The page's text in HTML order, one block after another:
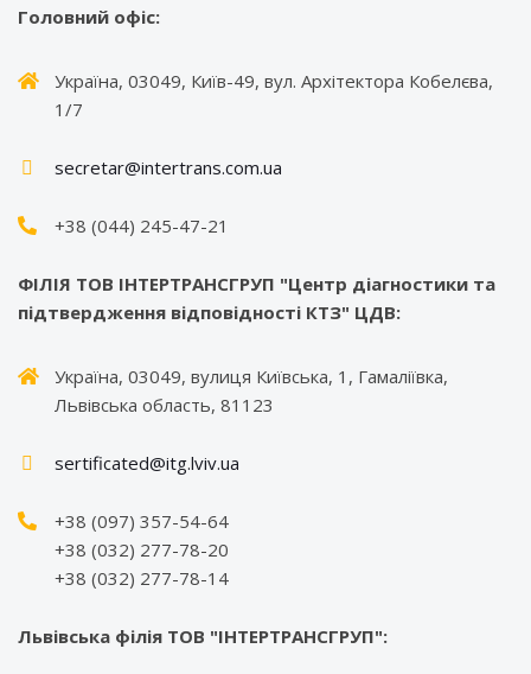
Головний офіс:
Україна, 03049, Київ-49, вул. Архітектора Кобелєва,
1/7
secretar@intertrans.com.ua
+38 (044) 245-47-21
ФІЛІЯ ТОВ ІНТЕРТРАНСГРУП "Центр діагностики та
підтвердження відповідності КТЗ" ЦДВ:
Україна, 03049, вулиця Київська, 1, Гамаліївка,
Львівська область, 81123
sertificated@itg.lviv.ua
+38 (097) 357-54-64
+38 (032) 277-78-20
+38 (032) 277-78-14
Львівська філія ТОВ "ІНТЕРТРАНСГРУП":